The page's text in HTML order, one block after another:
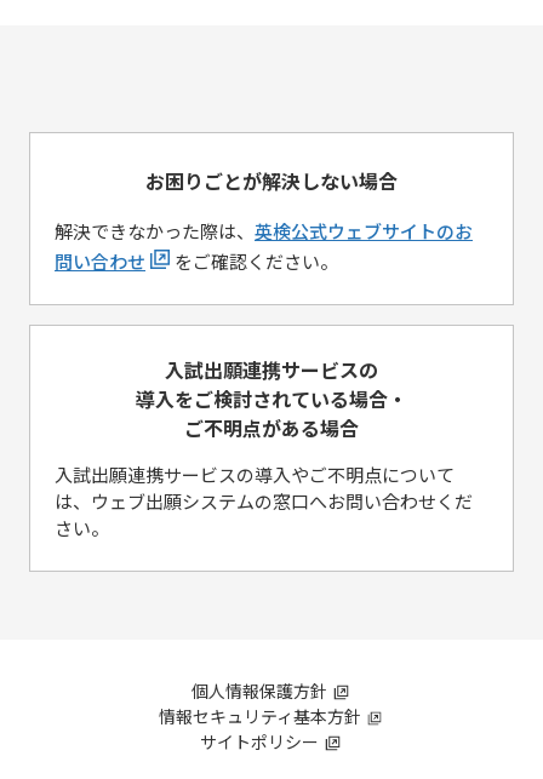
お困りごとが解決しない場合
解決できなかった際は、 英検公式ウェブサイトのお
問い合わせ
をご確認ください。
入試出願連携サービスの
導入をご検討されている場合・
ご不明点がある場合
入試出願連携サービスの導入やご不明点について
は、ウェブ出願システムの窓口へお問い合わせくだ
さい。
個人情報保護方針
情報セキュリティ基本方針
サイトポリシー